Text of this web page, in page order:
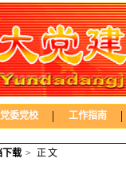
党委党校 | 工作指南 |
下载> 正文